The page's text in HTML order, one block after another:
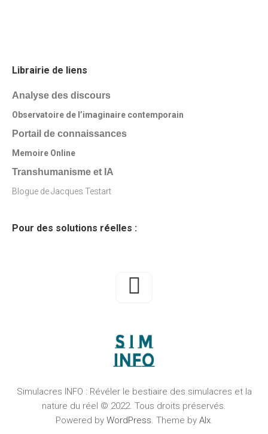
Librairie de liens
Analyse des discours
Observatoire de l’imaginaire contemporain
Portail de connaissances
Memoire Online
Transhumanisme et IA
Blogue de Jacques Testart
Pour des solutions réelles :
Simulacres INFO : Révéler le bestiaire des simulacres et la
nature du réel © 2022. Tous droits préservés.
Powered by WordPress. Theme by Alx.